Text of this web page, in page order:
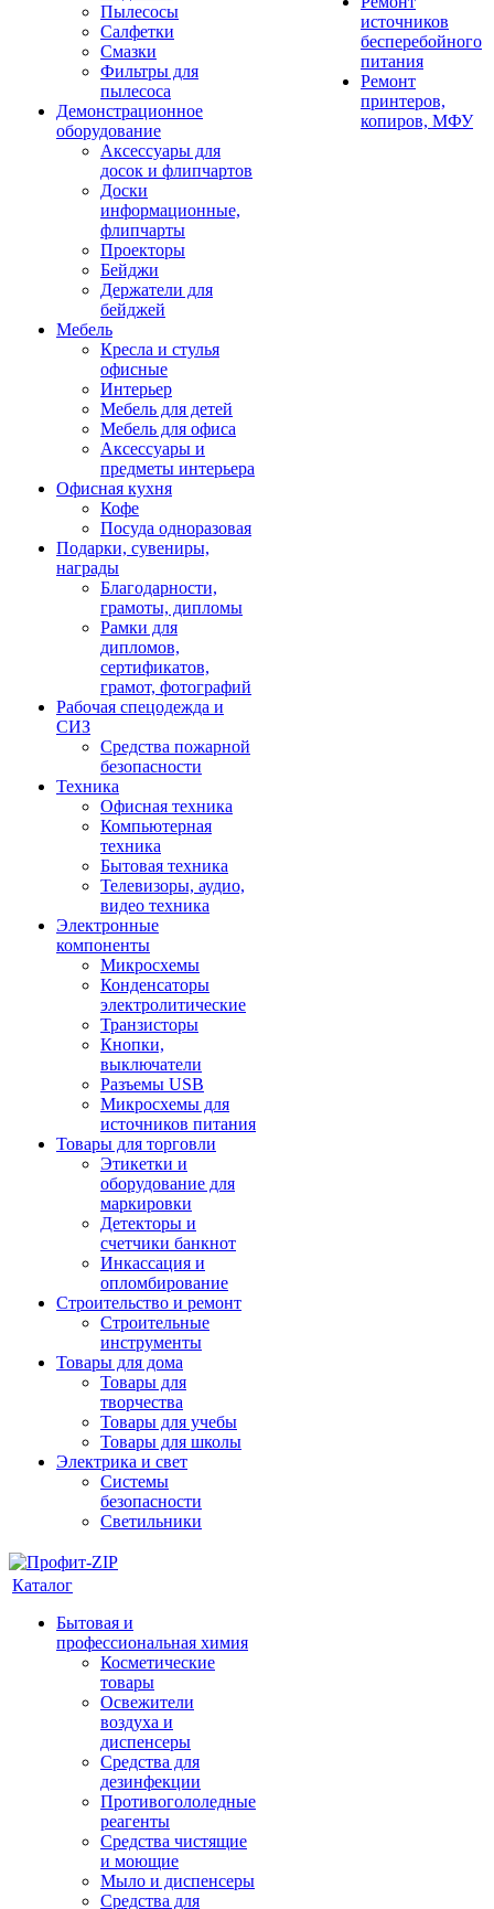
Пылесосы
Салфетки
Смазки
Фильтры для
пылесоса
Демонстрационное
оборудование
Аксессуары для
досок и флипчартов
Доски
информационные,
флипчарты
Проекторы
Бейджи
Держатели для
бейджей
Мебель
Кресла и стулья
офисные
Интерьер
Мебель для детей
Мебель для офиса
Аксессуары и
предметы интерьера
Офисная кухня
Кофе
Посуда одноразовая
Подарки, сувениры,
награды
Благодарности,
грамоты, дипломы
Рамки для
дипломов,
сертификатов,
грамот, фотографий
Рабочая спецодежда и
СИЗ
Средства пожарной
безопасности
Техника
Офисная техника
Компьютерная
техника
Бытовая техника
Телевизоры, аудио,
видео техника
Электронные
компоненты
Микросхемы
Конденсаторы
электролитические
Транзисторы
Кнопки,
выключатели
Разъемы USB
Микросхемы для
источников питания
Товары для торговли
Этикетки и
оборудование для
маркировки
Детекторы и
счетчики банкнот
Инкассация и
опломбирование
Строительство и ремонт
Строительные
инструменты
Товары для дома
Товары для
творчества
Товары для учебы
Товары для школы
Электрика и свет
Системы
безопасности
Светильники
источников
бесперебойного
питания
Ремонт
принтеров,
копиров, МФУ
Каталог
Бытовая и
профессиональная химия
Косметические
товары
Освежители
воздуха и
диспенсеры
Средства для
дезинфекции
Противогололедные
реагенты
Средства чистящие
и моющие
Мыло и диспенсеры
Средства для